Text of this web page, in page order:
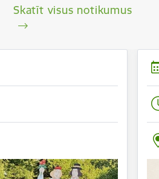
Skatīt visus notikumus